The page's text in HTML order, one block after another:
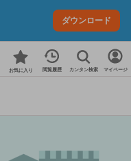
ダウンロード
お気に入り 閲覧履歴 カンタン検索 マイページ